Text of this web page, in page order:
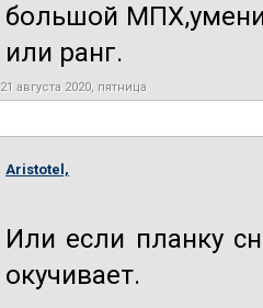
большой
или ранг.
21 августа 2020, пятница
Aristotel,
Или если планку
окучивает.